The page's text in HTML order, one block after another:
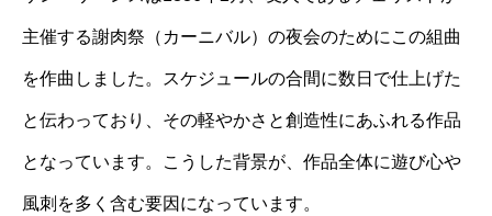
主催する謝肉祭（カーニバル）の夜会のためにこの組曲
を作曲しました。スケジュールの合間に数日で仕上げた
と伝わっており、その軽やかさと創造性にあふれる作品
となっています。こうした背景が、作品全体に遊び心や
風刺を多く含む要因になっています。